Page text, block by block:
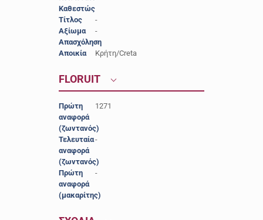
Καθεστώς
Τίτλος
-
Αξίωμα
-
Απασχόληση
-
Αποικία
Κρήτη/Creta
FLORUIT
Πρώτη
αναφορά
(ζωντανός)
1271
Τελευταία
αναφορά
(ζωντανός)
-
Πρώτη
αναφορά
(μακαρίτης)
-